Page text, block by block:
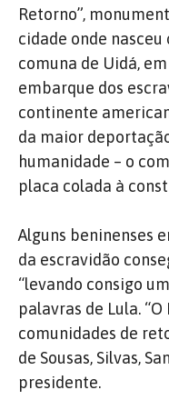
Retorno”,
cidade onde
comuna de Uidá,
embarque dos
continente
da maior
humanidade – o
placa colada à
Alguns beninenses
da escravidão
“levando consigo
palavras de Lula.
comunidades de
de Sousas, Silvas,
presidente.